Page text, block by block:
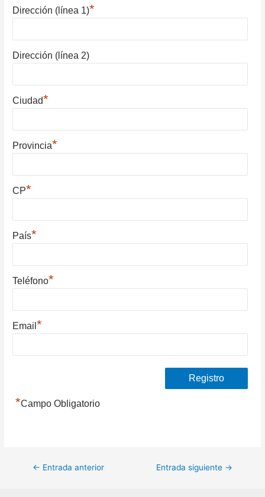
Dirección (línea 1)*
Dirección (línea 2)
Ciudad*
Provincia*
CP*
País*
Teléfono*
Email*
*Campo Obligatorio
Navegación
← Entrada anterior Entrada siguiente →